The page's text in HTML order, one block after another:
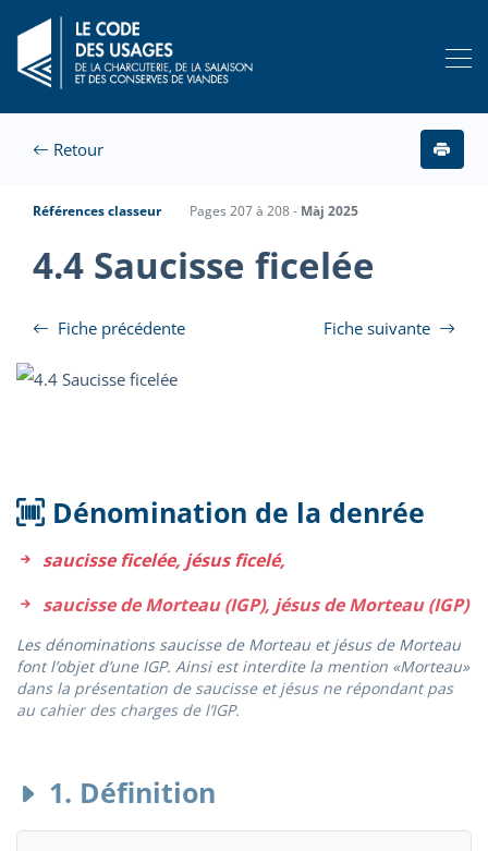
Retour
Références classeur Pages 207 à 208 - Màj 2025
4.4 Saucisse ficelée
Fiche précédente Fiche suivante
Dénomination de la denrée
saucisse ficelée, jésus ficelé,
saucisse de Morteau (IGP), jésus de Morteau (IGP)
Les dénominations saucisse de Morteau et jésus de Morteau
font l’objet d’une IGP. Ainsi est interdite la mention «Morteau»
dans la présentation de saucisse et jésus ne répondant pas
au cahier des charges de l’IGP.
1. Définition